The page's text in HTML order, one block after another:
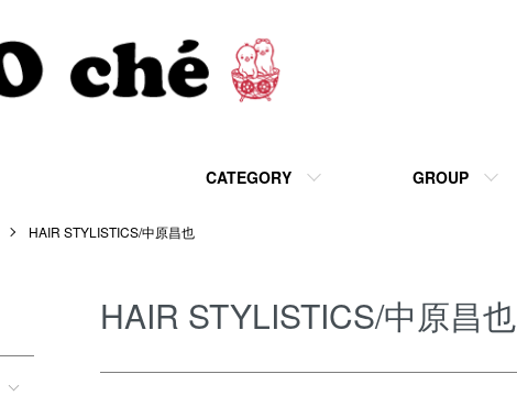
CATEGORY GROUP
HAIR STYLISTICS/中原昌也
HAIR STYLISTICS/中原昌也